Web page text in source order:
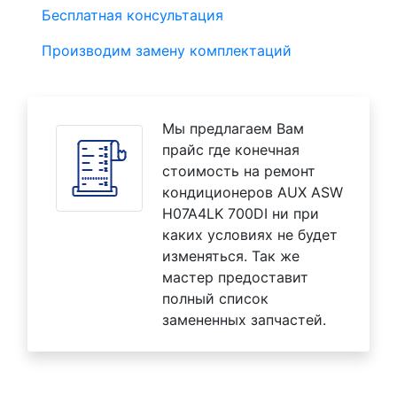
Бесплатная консультация
Производим замену комплектаций
Мы предлагаем Вам
прайс где конечная
стоимость на ремонт
кондиционеров AUX ASW
H07A4LK 700DI ни при
каких условиях не будет
изменяться. Так же
мастер предоставит
полный список
замененных запчастей.